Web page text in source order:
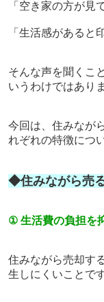
「空き家の方が見
「生活感があると
そんな声を聞くこ
いうわけではあり
今回は、住みなが
れぞれの特徴につ
◆住みながら売
① 生活費の負担を
住みながら売却す
生しにくいことです